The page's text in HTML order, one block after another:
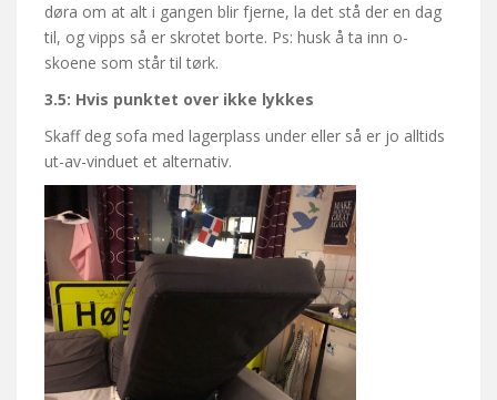
døra om at alt i gangen blir fjerne, la det stå der en dag
til, og vipps så er skrotet borte. Ps: husk å ta inn o-
skoene som står til tørk.
3.5: Hvis punktet over ikke lykkes
Skaff deg sofa med lagerplass under eller så er jo alltids
ut-av-vinduet et alternativ.